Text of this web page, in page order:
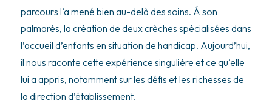
parcours l’a mené bien au-delà des soins. Á son
palmarès, la création de deux crèches spécialisées dans
l’accueil d’enfants en situation de handicap. Aujourd’hui,
il nous raconte cette expérience singulière et ce qu’elle
lui a appris, notamment sur les défis et les richesses de
la direction d’établissement.